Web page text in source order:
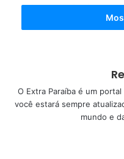
está à disposição do vice-
bem, vamos trabalhando
O Extra Paraíba é um
você estará sempre
mundo e